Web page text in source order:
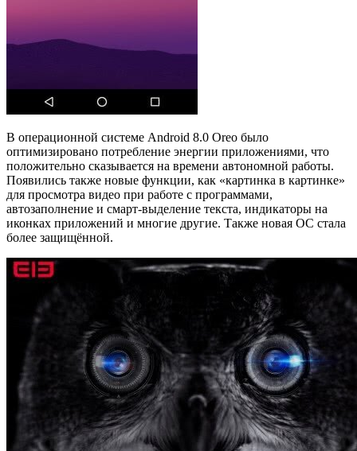
В операционной системе Android 8.0 Oreo было
оптимизировано потребление энергии приложениями, что
положительно сказывается на времени автономной работы.
Появились также новые функции, как «картинка в картинке»
для просмотра видео при работе с программами,
автозаполнение и смарт-выделение текста, индикаторы на
иконках приложений и многие другие. Также новая ОС стала
более защищённой.